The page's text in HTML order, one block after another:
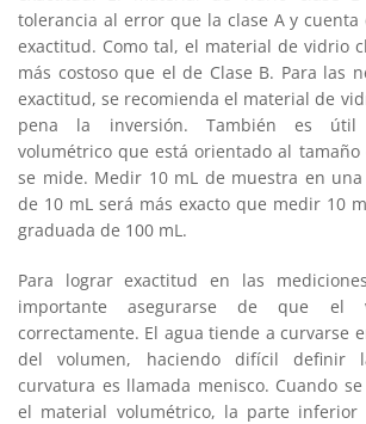
tolerancia al error que la clase A y
exactitud. Como tal, el material de vidrio
más costoso que el de Clase B. Para las
exactitud, se recomienda el material de
pena la inversión. También es útil
volumétrico que está orientado al
se mide. Medir 10 mL de muestra en
de 10 mL será más exacto que medir 10
graduada de 100 mL.
Para lograr exactitud en las
importante asegurarse de que el
correctamente. El agua tiende a curvarse
del volumen, haciendo difícil definir
curvatura es llamada menisco. Cuando
el material volumétrico, la parte inferior